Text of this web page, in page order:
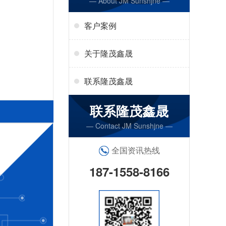
客户案例
关于隆茂鑫晟
联系隆茂鑫晟
联系隆茂鑫晟
— Contact JM Sunshjne —
全国资讯热线
187-1558-8166